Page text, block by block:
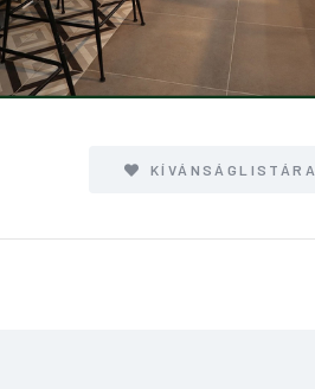
KÍVÁNSÁGLISTÁRA